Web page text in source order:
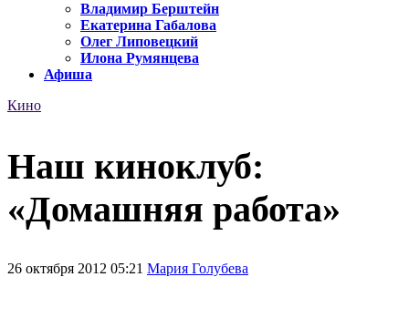
Владимир Берштейн
Екатерина Габалова
Олег Липовецкий
Илона Румянцева
Афиша
Кино
Наш киноклуб:
«Домашняя работа»
26 октября 2012 05:21 Мария Голубева